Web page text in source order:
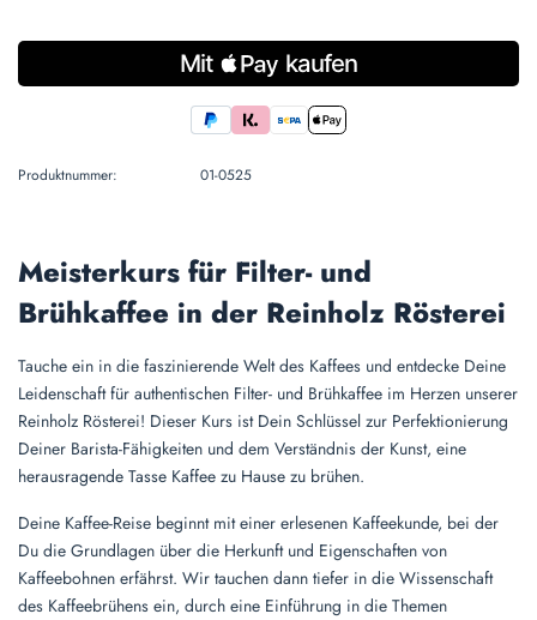
Produktnummer: 01-0525
Meisterkurs für Filter- und
Brühkaffee in der Reinholz Rösterei
Tauche ein in die faszinierende Welt des Kaffees und entdecke Deine
Leidenschaft für authentischen Filter- und Brühkaffee im Herzen unserer
Reinholz Rösterei! Dieser Kurs ist Dein Schlüssel zur Perfektionierung
Deiner Barista-Fähigkeiten und dem Verständnis der Kunst, eine
herausragende Tasse Kaffee zu Hause zu brühen.
Deine Kaffee-Reise beginnt mit einer erlesenen Kaffeekunde, bei der
Du die Grundlagen über die Herkunft und Eigenschaften von
Kaffeebohnen erfährst. Wir tauchen dann tiefer in die Wissenschaft
des Kaffeebrühens ein, durch eine Einführung in die Themen